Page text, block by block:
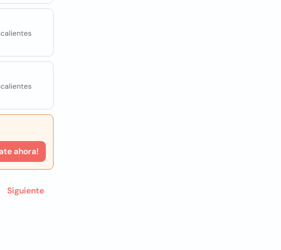
ahora!
Siguiente